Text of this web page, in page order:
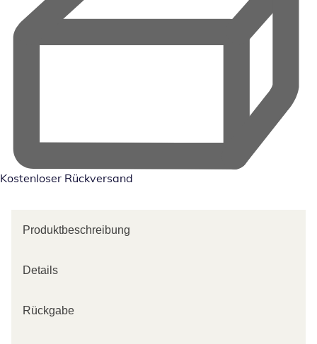
Kostenloser Rückversand
Produktbeschreibung
Details
Rückgabe